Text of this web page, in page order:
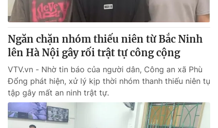
® Cấm sao chép dưới mọi hình thức nếu không có sự chấp
thuận bằng văn bản. Ghi rõ nguồn VTV.vn khi phát hành lại
thông tin từ website này.
Ngăn chặn nhóm thiếu niên từ Bắc Ninh
lên Hà Nội gây rối trật tự công cộng
VTV.vn - Nhờ tin báo của người dân, Công an xã Phù
Đổng phát hiện, xử lý kịp thời nhóm thanh thiếu niên tụ
tập gây mất an ninh trật tự.